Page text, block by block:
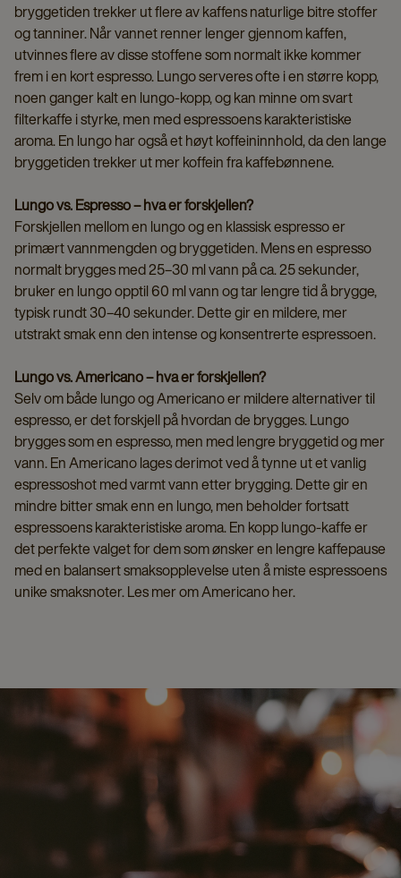
bryggetiden trekker ut flere av kaffens naturlige bitre stoffer
og tanniner. Når vannet renner lenger gjennom kaffen,
utvinnes flere av disse stoffene som normalt ikke kommer
frem i en kort espresso. Lungo serveres ofte i en større kopp,
noen ganger kalt en lungo-kopp, og kan minne om svart
filterkaffe i styrke, men med espressoens karakteristiske
aroma. En lungo har også et høyt koffeininnhold, da den lange
bryggetiden trekker ut mer koffein fra kaffebønnene.
Lungo vs. Espresso – hva er forskjellen?
Forskjellen mellom en lungo og en klassisk espresso er
primært vannmengden og bryggetiden. Mens en espresso
normalt brygges med 25–30 ml vann på ca. 25 sekunder,
bruker en lungo opptil 60 ml vann og tar lengre tid å brygge,
typisk rundt 30–40 sekunder. Dette gir en mildere, mer
utstrakt smak enn den intense og konsentrerte espressoen.
Lungo vs. Americano – hva er forskjellen?
Selv om både lungo og Americano er mildere alternativer til
espresso, er det forskjell på hvordan de brygges. Lungo
brygges som en espresso, men med lengre bryggetid og mer
vann. En Americano lages derimot ved å tynne ut et vanlig
espressoshot med varmt vann etter brygging. Dette gir en
mindre bitter smak enn en lungo, men beholder fortsatt
espressoens karakteristiske aroma. En kopp lungo-kaffe er
det perfekte valget for dem som ønsker en lengre kaffepause
med en balansert smaksopplevelse uten å miste espressoens
unike smaksnoter. Les mer om Americano her.